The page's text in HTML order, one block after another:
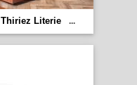
Thiriez Literie ...